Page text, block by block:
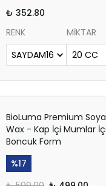
₺ 352.80
RENK
MİKTAR
BioLuma Premium Soya
Wax - Kap İçi Mumlar
Boncuk Form
%17